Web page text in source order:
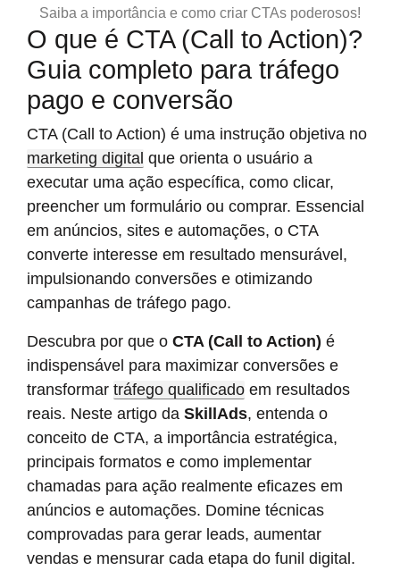
Saiba a importância e como criar CTAs poderosos!
O que é CTA (Call to Action)?
Guia completo para tráfego
pago e conversão
CTA (Call to Action) é uma instrução objetiva no
marketing digital que orienta o usuário a
executar uma ação específica, como clicar,
preencher um formulário ou comprar. Essencial
em anúncios, sites e automações, o CTA
converte interesse em resultado mensurável,
impulsionando conversões e otimizando
campanhas de tráfego pago.
Descubra por que o CTA (Call to Action) é
indispensável para maximizar conversões e
transformar tráfego qualificado em resultados
reais. Neste artigo da SkillAds, entenda o
conceito de CTA, a importância estratégica,
principais formatos e como implementar
chamadas para ação realmente eficazes em
anúncios e automações. Domine técnicas
comprovadas para gerar leads, aumentar
vendas e mensurar cada etapa do funil digital.